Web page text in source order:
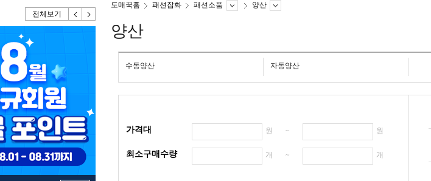
전체보기
도매꾹홈 패션잡화 패션소품 양산
양산
수동양산 자동양산
가격대 원 ~ 원
최소구매수량 개 ~ 개